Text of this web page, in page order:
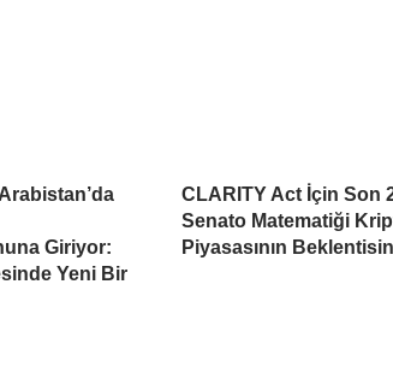
Giriyor:
Yeni Bir
CLARITY Act İçin Son
Senato Matematiği
Piyasasının